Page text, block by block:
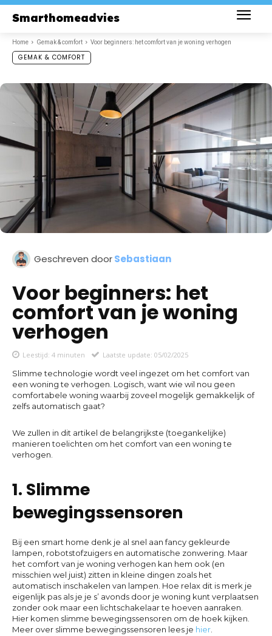
Smarthomeadvies
Home Gemak & comfort Voor beginners: het comfort van je woning verhogen
GEMAK & COMFORT
Geschreven doorSebastiaan
Voor beginners: het
comfort van je woning
verhogen
Leestijd: 4 minuten Laatste update: 05/02/2025
Slimme technologie wordt veel ingezet om het comfort van
een woning te verhogen. Logisch, want wie wil nou geen
comfortabele woning waarbij zoveel mogelijk gemakkelijk of
zelfs automatisch gaat?
We zullen in dit artikel de belangrijkste (toegankelijke)
manieren toelichten om het comfort van een woning te
verhogen.
1. Slimme
bewegingssensoren
Bij een smart home denk je al snel aan fancy gekleurde
lampen, robotstofzuigers en automatische zonwering. Maar
het comfort van je woning verhogen kan hem ook (en
misschien wel juist) zitten in kleine dingen zoals het
automatisch inschakelen van lampen. Hoe relax dit is merk je
eigenlijk pas als je je s’ avonds door je woning kunt verplaatsen
zonder ook maar een lichtschakelaar te hoeven aanraken.
Hier komen slimme bewegingssensoren om de hoek kijken.
Meer over slimme bewegingssensoren lees je hier